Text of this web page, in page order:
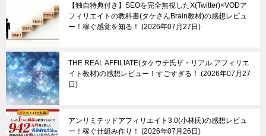
【独自特典付き】SEOを完全無視したX(Twitter)×VODア
フィリエイトの教科書(タケさんBrain教材)の感想レビュ
ー！稼ぐ感覚を知る！
2026年07月27日
THE REAL AFFILIATE(タケウチ氏ザ・リアル アフィリエ
イト教材)の感想レビュー！すごすぎる！
2026年07月27
日
アンリミテッドアフィリエイト3.0(小林氏)の感想レビュ
ー！稼ぐ仕組み作り！
2026年07月26日